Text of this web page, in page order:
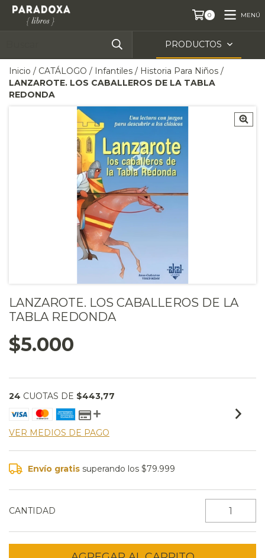
0 MENÚ
PRODUCTOS
Inicio / CATÁLOGO / Infantiles / Historia Para Niños /
LANZAROTE. LOS CABALLEROS DE LA TABLA
REDONDA
LANZAROTE. LOS CABALLEROS DE LA
TABLA REDONDA
$5.000
24 CUOTAS DE $443,77
VER MEDIOS DE PAGO
Envío gratis superando los$79.999
CANTIDAD